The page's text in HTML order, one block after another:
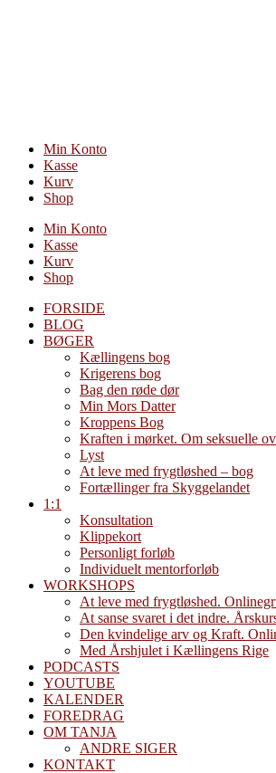
Min Konto
Kasse
Kurv
Shop
Min Konto
Kasse
Kurv
Shop
FORSIDE
BLOG
BØGER
Kællingens bog
Krigerens bog
Bag den røde dør
Min Mors Datter
Kroppens Bog
Kraften i mørket. Om seksuelle
Lyst
At leve med frygtløshed – bog
Fortællinger fra Skyggelandet
1:1
Konsultation
Klippekort
Personligt forløb
Individuelt mentorforløb
WORKSHOPS
At leve med frygtløshed.
At sanse svaret i det indre.
Den kvindelige arv og Kraft.
Med Årshjulet i Kællingens Rige
PODCASTS
YOUTUBE
KALENDER
FOREDRAG
OM TANJA
ANDRE SIGER
KONTAKT